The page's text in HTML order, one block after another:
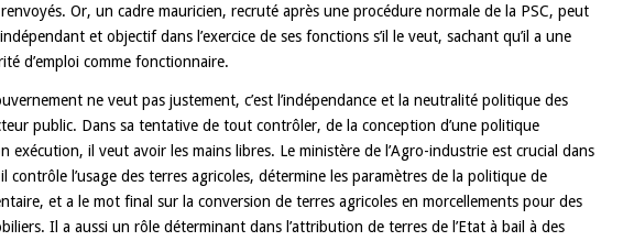
Or, un cadre mauricien, recruté après une procédure normale de la PSC, peut
et objectif dans l’exercice de ses fonctions s’il le veut, sachant qu’il a une
d’emploi comme fonctionnaire.
ne veut pas justement, c’est l’indépendance et la neutralité politique des
public. Dans sa tentative de tout contrôler, de la conception d’une politique
exécution, il veut avoir les mains libres. Le ministère de l’Agro-industrie est crucial dans
contrôle l’usage des terres agricoles, détermine les paramètres de la politique de
et a le mot final sur la conversion de terres agricoles en morcellements pour des
Il a aussi un rôle déterminant dans l’attribution de terres de l’Etat à bail à des